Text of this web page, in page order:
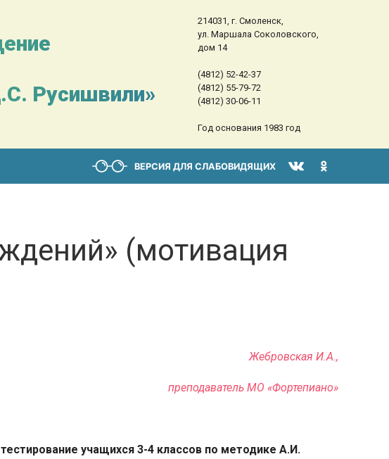
Русишвили»
214031, г. Смоленск,
ул. Маршала Соколовского,
дом 14
(4812) 52-42-37
(4812) 55-79-72
(4812) 30-06-11
Год основания 1983 год
ВЕРСИЯ ДЛЯ СЛАБОВИДЯЩИХ
(мотивация
Жебровская И.А.,
преподаватель МО «Фортепиано»
тестирование учащихся 3-4 классов по методике А.И.